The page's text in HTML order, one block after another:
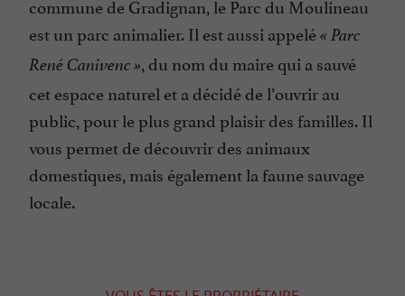
commune de Gradignan, le Parc du Moulineau
est un parc animalier. Il est aussi appelé« Parc
René Canivenc », du nom du maire qui a sauvé
cet espace naturel et a décidé de l’ouvrir au
public, pour le plus grand plaisir des familles. Il
vous permet de découvrir des animaux
domestiques, mais également la faune sauvage
locale.